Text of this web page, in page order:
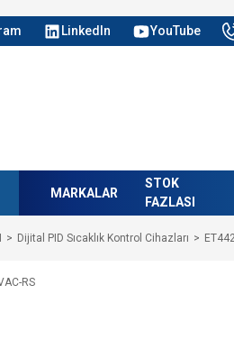
LinkedIn YouTube
MARKALAR
STOK
FAZLASI
Dijital PID Sıcaklık Kontrol Cihazları